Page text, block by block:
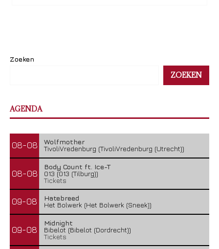
Zoeken
ZOEKEN
AGENDA
08-08
Wolfmother
TivoliVredenburg (TivoliVredenburg (Utrecht))
08-08
Body Count ft. Ice-T
013 (013 (Tilburg))
Tickets
09-08
Hatebreed
Het Bolwerk (Het Bolwerk (Sneek))
09-08
Midnight
Bibelot (Bibelot (Dordrecht))
Tickets